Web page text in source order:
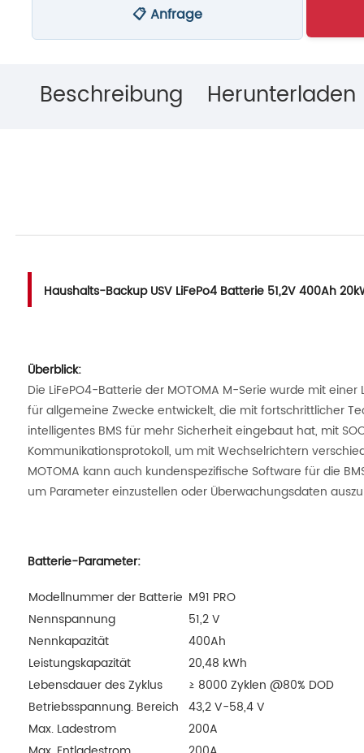
📋 Anfrage
Beschreibung Herunterladen
Haushalts-Backup USV LiFePo4 Batterie 51,2V 400Ah
Überblick:
Die LiFePO4-Batterie der MOTOMA M-Serie wurde mit
für allgemeine Zwecke entwickelt, die mit fortschrittlicher
intelligentes BMS für mehr Sicherheit eingebaut hat, mit
Kommunikationsprotokoll, um mit Wechselrichtern
MOTOMA kann auch kundenspezifische Software für die
um Parameter einzustellen oder Überwachungsdaten
Batterie-Parameter:
Modellnummer der Batterie M91 PRO
Nennspannung
51,2 V
Nennkapazität
400Ah
Leistungskapazität
20,48 kWh
Lebensdauer des Zyklus
≥ 8000 Zyklen @80% DOD
Betriebsspannung. Bereich 43,2 V-58,4 V
Max. Ladestrom
200A